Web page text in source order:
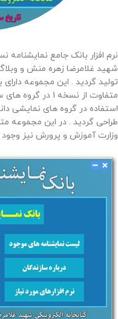
متفاوت از نسخه
استفاده در گروه های نمایشی
طراحی گردید . در این مجموعه
وزارت آموزش و پرورش نیز وجود